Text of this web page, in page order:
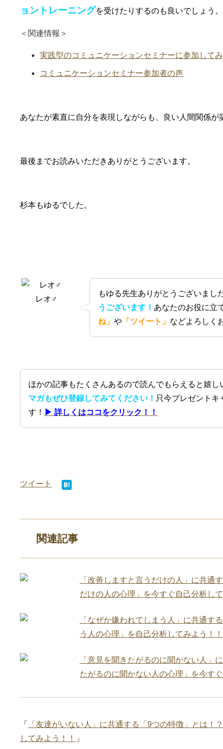
ョントレーニングを受けたりするのも良いでしょう。
＜関連情報＞
実践型のコミュニケーションセミナーに参加して
コミュニケーションセミナー参加者の声
あなたが素直に自分を表現しながらも、良い人間関係が
最後までお読みいただきありがとうございます。
杉本もゆるでした。
レオ♂
もゆる先生ありがとうございまし
うございます！ あなたのお役に立
ね」 や 「ツイート」 などよろしく
ほかの記事もたくさんあるので読んでもらえると嬉し
マガもぜひ登録してみてください！ 只今プレゼントキ
す！
▶ 詳しくはココをクリック！！
ツイート
関連記事
「改善しますと言うだけの人」に共通
だけの人の心理」を今すぐ自己分析し
「なぜか嫌われてしまう人」に共通す
う人の心理」を自己分析してみよう！！
「意見を聞きたがるのに聞かない人」
たがるのに聞かない人の心理」を今す
「
「友達がいない人」に共通する「9つの特徴」とは！
してみよう！！
」